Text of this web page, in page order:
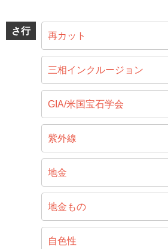
さ行 再カット
三相インクルージョン
GIA/米国宝石学会
紫外線
地金
地金もの
自色性